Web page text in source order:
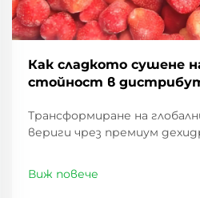
Как сладкото сушене
стойност в
Трансформиране на
вериги чрез премиум
стоки се е променил
последните години, като
Виж повече